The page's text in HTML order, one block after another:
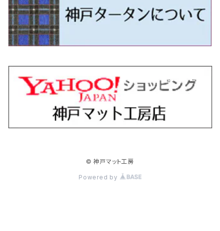
H24/5～R1/10（後期）
H24/8～H30/3 180系
カムリ
H24/5～ 160系
カローラ・クロス
カローラ・スポーツ
H13/6～H18/11 V35
H26/2～ V37
スカイライン・クロスオーバー
H11/6～H16/10 Y34
H1/6～H11/6 Y30
セレナ
H22/11～H28/9 C26
H24/12～H29/5 LA300/310
レヴォーグ
H15/6～R2/8 BN/BM/BL系
レガシィアウトバック
H15/10～ BP/BR/BS/BT系
レガシィツーリングワゴン
H20/7～30/3 CC系
ファミリア バン
H30/6～ 160系
H24/10～ MJ系
フレアクロスオーバー
H26/1～ MS系
H23/9～ LA300系
ミラ・ココア
H30/6～ LA550/560S
ムーヴ
H26/12～R5/7 LA150/160S
ムーヴキャンバス
H23/12～
H25/3～R5/11
R5/11～ MK54S・MK94S
スペーシアベース
H23/1～H27/8 MA15S
H27/8～R2/12 MA26/36/46S
ハスラー
H26/1～ MR系
H23/10～H31/4 BM20 7人乗
デリカＤ：５
R5/5～ B30系/BA系
パジェロ
H18/10～R1/8 7人乗ロング V90系
R6/3～ DG5
ZR-V
H11/6～H30/7 バン HH5・HH6
H21/12～R3/4 トラック
アコード・アコードハイブリッド
H25/6～R2/2 CR系
H30/3～ AW系
H27/4～
© 神戸マット工房
Powered by